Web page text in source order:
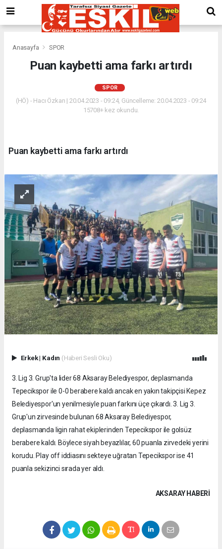
Anasayfa SPOR
Puan kaybetti ama farkı artırdı
SPOR
(HÖ) - Hacı Özkan | 20.04.2023 - 09:24, Güncelleme: 20.04.2023 - 09:24
15708+ kez okundu.
Puan kaybetti ama farkı artırdı
Erkek| Kadın (Haberi Sesli Oku)
3. Lig 3. Grup'ta lider 68 Aksaray Belediyespor, deplasmanda
Tepecikspor ile 0-0 berabere kaldı ancak en yakın takipçisi Kepez
Belediyespor'un yenilmesiyle puan farkını üçe çıkardı. 3. Lig 3.
Grup'un zirvesinde bulunan 68 Aksaray Belediyespor,
deplasmanda ligin rahat ekiplerinden Tepecikspor ile golsüz
berabere kaldı. Böylece siyah beyazlılar, 60 puanla zirvedeki yerini
korudu. Play off iddiasını sekteye uğratan Tepecikspor ise 41
puanla sekizinci sırada yer aldı.
AKSARAY HABERİ